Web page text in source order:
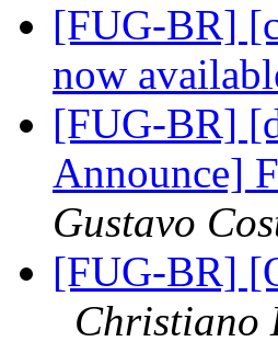
[FUG-BR]
now
[FUG-BR]
Announce]
Gustavo
[FUG-BR]
Christiano